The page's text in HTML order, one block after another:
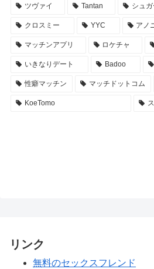
ツヴァイ Tantan シュ
クロスミー YYC アノ
マッチンアプリ ロケチャ
いきなりデート Badoo
性癖マッチン マッチドットコム
KoeTomo
リンク
無料のセックスフレンド